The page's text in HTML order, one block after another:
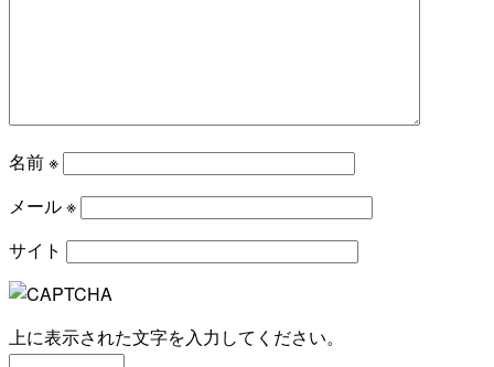
名前※
メール※
サイト
上に表示された文字を入力してください。